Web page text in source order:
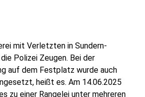
mit Verletzten in Sundern-
Polizei Zeugen. Bei der
auf dem Festplatz wurde auch
heißt es. Am 14.06.2025
zu einer Rangelei unter mehreren